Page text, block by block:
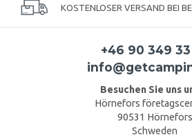
KOSTENLOSER VERSAND BEI
+46 90 349
Besuchen Sie uns
Hörnefors
90531 Hörnefors
Schweden